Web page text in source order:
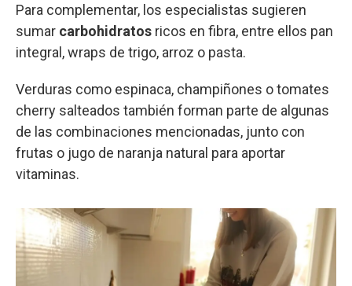
Para complementar, los especialistas sugieren
sumar carbohidratos ricos en fibra, entre ellos pan
integral, wraps de trigo, arroz o pasta.
Verduras como espinaca, champiñones o tomates
cherry salteados también forman parte de algunas
de las combinaciones mencionadas, junto con
frutas o jugo de naranja natural para aportar
vitaminas.